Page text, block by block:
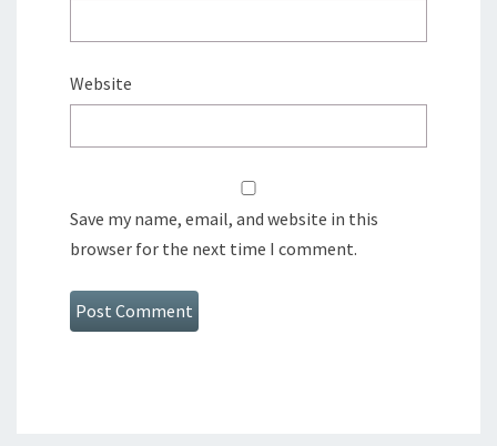
Website
Save my name, email, and website in this
browser for the next time I comment.